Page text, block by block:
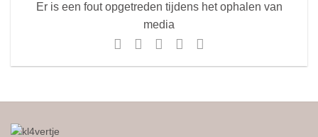
Er is een fout opgetreden tijdens het ophalen van
media